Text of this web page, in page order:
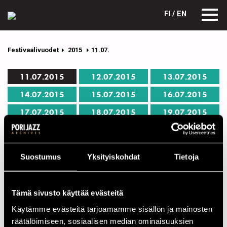
Suostumus Yksityiskohdat Tietoja
Tämä sivusto käyttää evästeitä
Käytämme evästeitä tarjoamamme sisällön ja mainosten
räätälöimiseen, sosiaalisen median ominaisuuksien
FI / EN
Festivaalivuodet 2015 11.07.
11.07.2015 12.07.2015
13.07.2015
14.07.2015
15.07.2015
16.07.2015
17.07.2015
18.07.2015 19.07.2015
Pori Jazz 11.07.2015 ohjelma
Yksittäisen esiintyjän tiedot avautuvat nimeä klikkaamalla.
CAFÉ JAZZ
00.00
Mikael Myrskog Trio
00.00
Lightboxer